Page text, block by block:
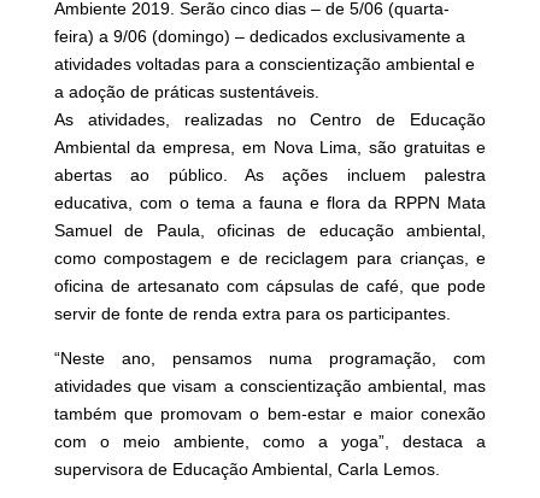
Ambiente 2019. Serão cinco dias – de 5/06 (quarta-
feira) a 9/06 (domingo) – dedicados exclusivamente a
atividades voltadas para a conscientização ambiental e
a adoção de práticas sustentáveis.
As atividades, realizadas no Centro de Educação
Ambiental da empresa, em Nova Lima, são gratuitas e
abertas ao público. As ações incluem palestra
educativa, com o tema a fauna e flora da RPPN Mata
Samuel de Paula, oficinas de educação ambiental,
como compostagem e de reciclagem para crianças, e
oficina de artesanato com cápsulas de café, que pode
servir de fonte de renda extra para os participantes.
“Neste ano, pensamos numa programação, com
atividades que visam a conscientização ambiental, mas
também que promovam o bem-estar e maior conexão
com o meio ambiente, como a yoga”, destaca a
supervisora de Educação Ambiental, Carla Lemos.